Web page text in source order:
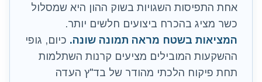
אחת התפיסות השגויות בשוק ההון היא שמסלול
כשר מציג בהכרח ביצועים חלשים יותר.
המציאות בשטח מראה תמונה שונה. כיום, גופי
ההשקעות המובילים מציעים קרנות השתלמות
תחת פיקוח הלכתי מהודר של בד"ץ העדה